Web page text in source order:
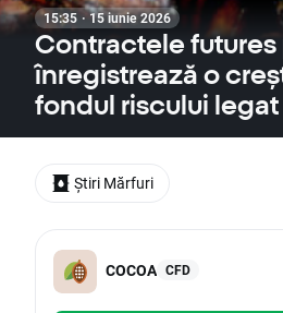
15:35 · 15 iunie 2026
Contractele
înregistrează o
fondul riscului legat
COCOA CFD
Știri Mărfuri